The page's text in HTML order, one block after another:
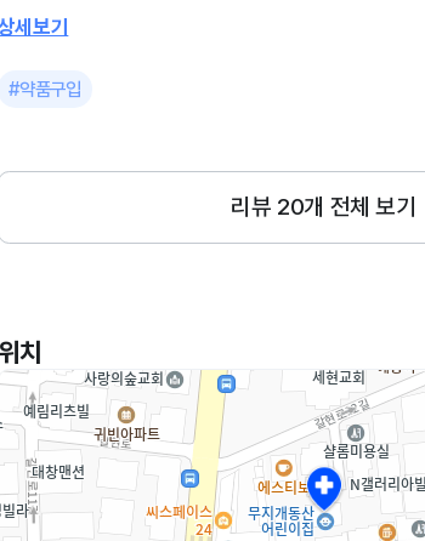
주 가던곳이라 애용하고있어요 친절하시고 좋아요 항상 애용하고있습니
세보기
#약품구입
리뷰 20개 전체 보기
위치